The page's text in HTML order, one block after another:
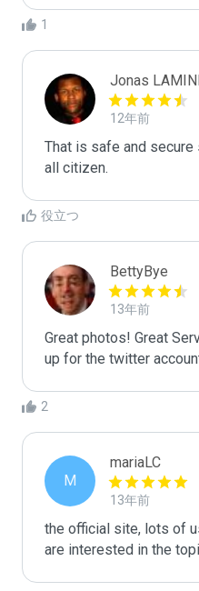
1
Jonas
12年前
That is safe and
all citizen.
役立つ
BettyBye
13年前
Great photos! Great
up for the twitter
2
M
mariaLC
13年前
the official site, lots of
are interested in the